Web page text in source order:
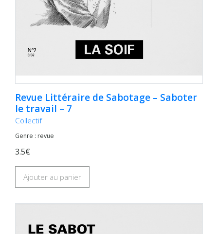
Revue Littéraire de Sabotage – Saboter
le travail – 7
Collectif
Genre : revue
3.5€
Ajouter au panier